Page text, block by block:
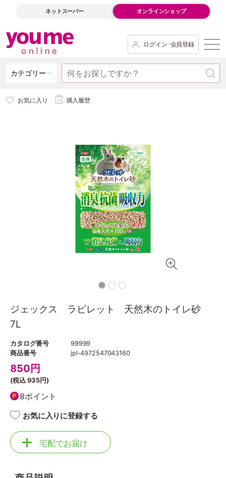
ネットスーパー オンラインショップ
ログイン･会員登録
カテゴリー
お気に入り 購入履歴
ジェックス ラビレット 天然木のトイレ砂
7L
カタログ番号
99999
商品番号
jpl-4972547043160
850 円
(税込935円)
8ポイント
お気に入りに登録する
宅配でお届け